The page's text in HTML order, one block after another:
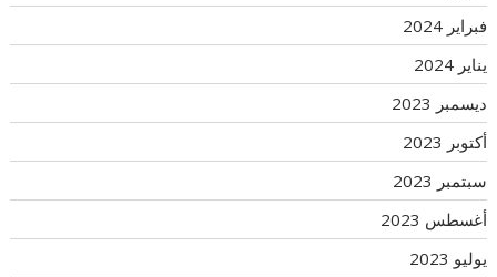
فبراير 2024
يناير 2024
ديسمبر 2023
أكتوبر 2023
سبتمبر 2023
أغسطس 2023
يوليو 2023